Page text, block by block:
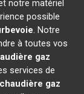
notre matériel
possible
. Notre
à toutes vos
gaz
services de
chaudière gaz